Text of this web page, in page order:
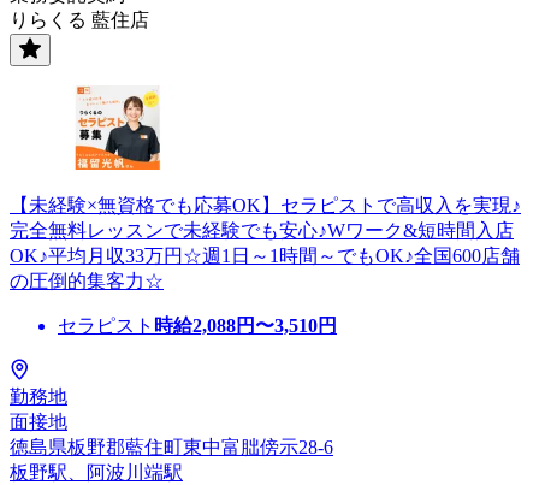
りらくる 藍住店
【未経験×無資格でも応募OK】セラピストで高収入を実現♪
完全無料レッスンで未経験でも安心♪Wワーク&短時間入店
OK♪平均月収33万円☆週1日～1時間～でもOK♪全国600店舗
の圧倒的集客力☆
セラピスト 時給2,088円〜3,510円
勤務地
面接地
徳島県板野郡藍住町東中富朏傍示28-6
板野駅、阿波川端駅